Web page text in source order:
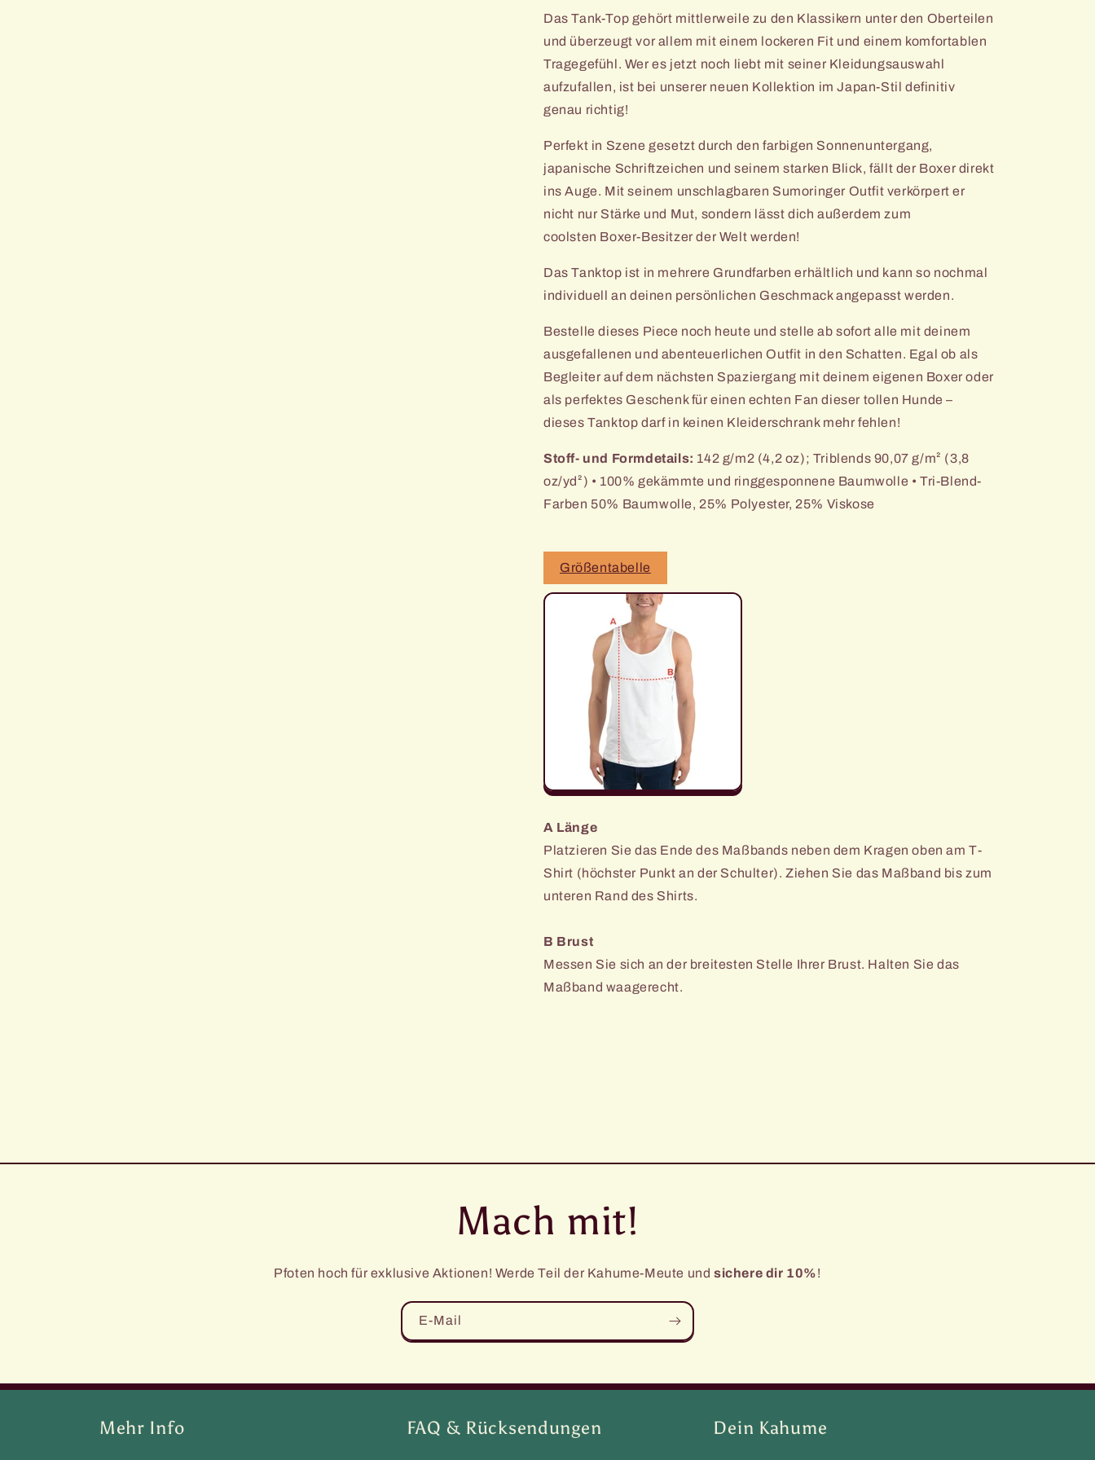
Tank-
Top
Tank-
Top
Das Tank-Top gehört mittlerweile zu den Klassikern unter den Oberteilen
und überzeugt vor allem mit einem lockeren Fit und einem komfortablen
Tragegefühl. Wer es jetzt noch liebt mit seiner Kleidungsauswahl
aufzufallen, ist bei unserer neuen Kollektion im Japan-Stil definitiv
genau richtig!
Perfekt in Szene gesetzt durch den farbigen Sonnenuntergang,
japanische Schriftzeichen und seinem starken Blick, fällt der Boxer direkt
ins Auge. Mit seinem unschlagbaren Sumoringer Outfit verkörpert er
nicht nur Stärke und Mut, sondern lässt dich außerdem zum
coolsten Boxer-Besitzer der Welt werden!
Das Tanktop ist in mehrere Grundfarben erhältlich und kann so nochmal
individuell an deinen persönlichen Geschmack angepasst werden.
Bestelle dieses Piece noch heute und stelle ab sofort alle mit deinem
ausgefallenen und abenteuerlichen Outfit in den Schatten. Egal ob als
Begleiter auf dem nächsten Spaziergang mit deinem eigenen Boxer oder
als perfektes Geschenk für einen echten Fan dieser tollen Hunde –
dieses Tanktop darf in keinen Kleiderschrank mehr fehlen!
Stoff- und Formdetails: 142 g/m2 (4,2 oz); Triblends 90,07 g/m² (3,8
oz/yd²) • 100% gekämmte und ringgesponnene Baumwolle • Tri-Blend-
Farben 50% Baumwolle, 25% Polyester, 25% Viskose
Größentabelle
A Länge
Platzieren Sie das Ende des Maßbands neben dem Kragen oben am T-
Shirt (höchster Punkt an der Schulter). Ziehen Sie das Maßband bis zum
unteren Rand des Shirts.
B Brust
Messen Sie sich an der breitesten Stelle Ihrer Brust. Halten Sie das
Maßband waagerecht.
Mach mit!
Pfoten hoch für exklusive Aktionen! Werde Teil der Kahume-Meute undsichere dir 10%!
E-Mail
Mehr Info FAQ & Rücksendungen Dein Kahume